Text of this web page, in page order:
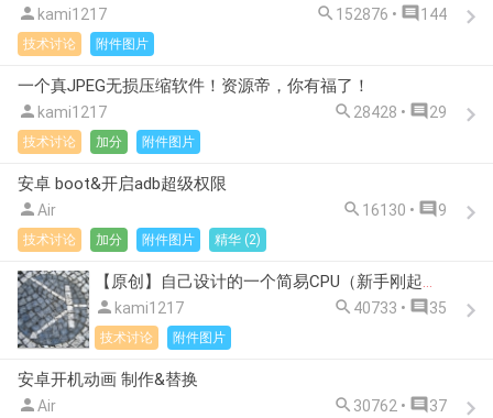
 kami1217  152876 •  144
技术讨论 附件图片
一个真JPEG无损压缩软件！资源帝，你有福了！
 kami1217  28428 •  29
技术讨论 加分 附件图片
安卓 boot&开启adb超级权限
Air  16130 •  9
技术讨论 加分 附件图片 精华 (2)
【原创】自己设计的一个简易CPU（新手刚起步），顺带介绍下CPU
 kami1217  40733 •  35
技术讨论 附件图片
安卓开机动画 制作&替换
Air  30762 •  37